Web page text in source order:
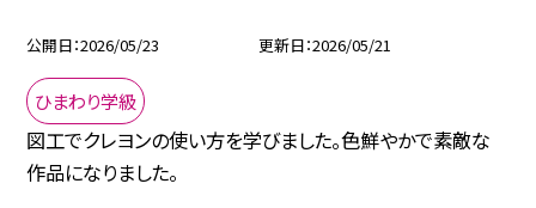
公開日 2026/05/23 更新日 2026/05/21
ひまわり学級
図工でクレヨンの使い方を学びました。色鮮やかで素敵な
作品になりました。